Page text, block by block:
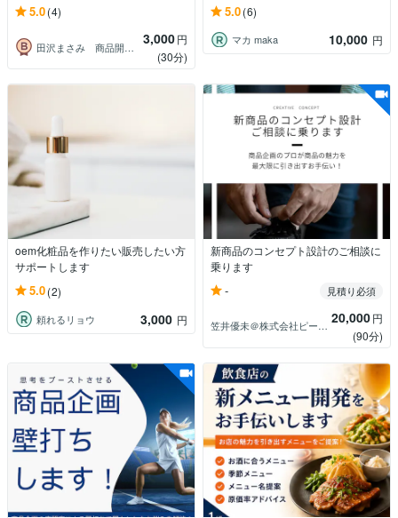
5.0(4)
田沢まさみ 商品開発メニュー開発 3,000円
(30分)
5.0(6)
マカ maka 10,000 円
oem化粧品を作りたい販売したい方
サポートします
5.0(2)
頼れるリョウ 3,000 円
新商品のコンセプト設計のご相談に
乗ります
- 見積り必須
笠井優未＠株式会社ピースオブ 20,000円
(90分)